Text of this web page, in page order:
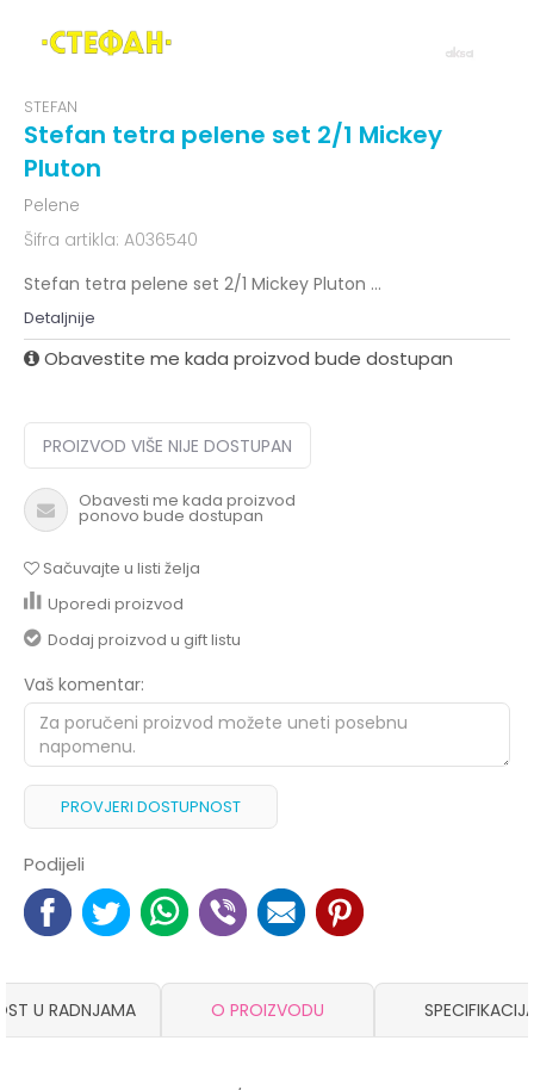
STEFAN
Stefan tetra pelene set 2/1 Mickey
Pluton
Pelene
Šifra artikla: A036540
Stefan tetra pelene set 2/1 Mickey Pluton ...
Detaljnije
Obavestite me kada proizvod bude dostupan
PROIZVOD VIŠE NIJE DOSTUPAN
Obavesti me kada proizvod
ponovo bude dostupan
Sačuvajte u listi želja
Uporedi proizvod
Dodaj proizvod u gift listu
Vaš komentar:
PROVJERI DOSTUPNOST
Podijeli
U RADNJAMA O PROIZVODU